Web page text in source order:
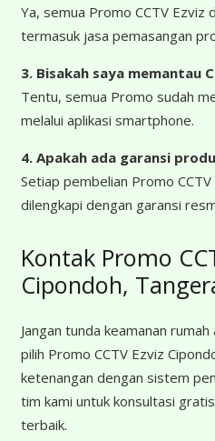
Ya, semua Promo CCTV Ezviz
termasuk jasa pemasangan
3. Bisakah saya memantau
Tentu, semua Promo sudah
melalui aplikasi smartphone.
4. Apakah ada garansi
Setiap pembelian Promo CCTV
dilengkapi dengan garansi
Kontak Promo
Cipondoh,
Jangan tunda keamanan
pilih Promo CCTV Ezviz
ketenangan dengan sistem
tim kami untuk konsultasi
terbaik.